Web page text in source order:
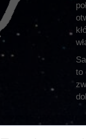
to